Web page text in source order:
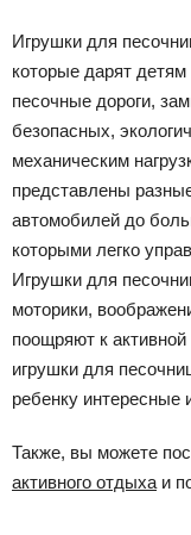
Игрушки для
которые дарят
песочные дороги,
безопасных,
механическим
представлены
автомобилей до
которыми легко
Игрушки для
моторики,
поощряют к
игрушки для
ребенку интересные
Также, вы можете
активного отдыха и